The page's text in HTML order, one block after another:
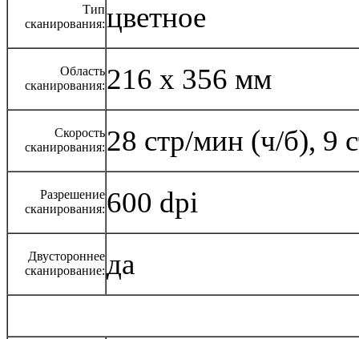
Тип
сканирования:цветное
Область
сканирования: 216 x 356 мм
Скорость
сканирования: 28 стр/мин (ч/б), 9
Разрешение
сканирования: 600 dpi
Двустороннее
сканирование:да